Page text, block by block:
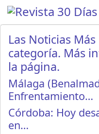
Las Noticias
categoría. Más
la página.
Málaga
Enfrentamiento…
Córdoba: Hoy
en…